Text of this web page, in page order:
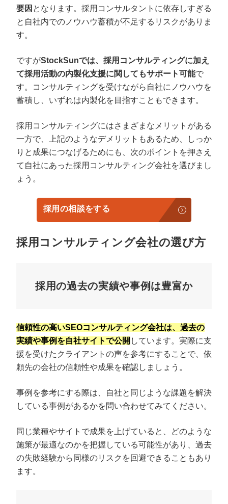
要因 となります。採用コンサルタントに依存しすぎる
と自社内でのノウハウ蓄積が不足するリスクがありま
す。
ですがStockSunでは、採用コンサルティングに加え
て採用活動の内製化支援に関してもサポート可能で
す。コンサルティングを受けながら自社にノウハウを
蓄積し、いずれは内製化を目指すこともできます。
採用コンサルティングにはさまざまなメリットがある
一方で、上記のようなデメリットもあるため、しっか
りと成果につなげるためにも、次のポイントを押さえ
て自社にあった採用コンサルティング会社を選びまし
ょう。
採用の相談をする
採用コンサルティング会社の選び方
採用の過去の実績や事例は豊富か
信頼性の高いSEOコンサルティング会社は、過去の
実績や事例を自社サイトで公開 しています。実際に支
援を受けたクライアントの声を参考にすることで、依
頼先の会社の信頼性や成果を確認しましょう。
事例を参考にする際は、自社と同じような課題を解決
している事例があるかを問い合わせてみてください。
同じ業種やサイトで成果を上げていると、どのような
施策が最適なのかを把握している可能性があり、過去
の失敗経験から同様のリスクを回避できることもあり
ます。